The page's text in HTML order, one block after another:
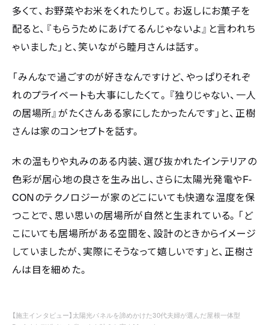
多くて、お野菜やお米をくれたりして。お返しにお菓子を
配ると、『もらうためにあげてるんじゃないよ』と言われち
ゃいました」と、笑いながら睦月さんは話す。
「みんなで過ごすのが好きなんですけど、やっぱりそれぞ
れのプライベートも大事にしたくて。『独りじゃない、一人
の居場所』がたくさんある家にしたかったんです」と、正樹
さんは家のコンセプトを話す。
木の温もりや丸みのある内装、選び抜かれたインテリアの
色彩が居心地の良さを生み出し、さらに太陽光発電やF-
CONのテクノロジーが家のどこにいても快適な温度を保
つことで、思い思いの居場所が自然と生まれている。「ど
こにいても居場所がある空間を、設計のときからイメージ
していましたが、実際にそうなって嬉しいです」と、正樹さ
んは目を細めた。
【施主インタビュー】太陽光パネルを諦めかけた30代夫婦が選んだ屋根一体型